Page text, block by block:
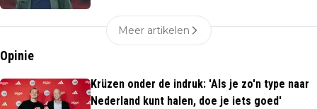
Meer artikelen
Opinie
Krüzen onder de indruk: 'Als je zo'n type naar
Nederland kunt halen, doe je iets goed'